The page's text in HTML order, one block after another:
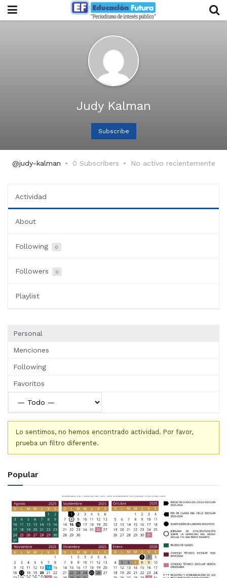
Judy Kalman
Subscribe
@judy-kalman 0 Subscribers No activo recientemente
Actividad
About
Following 0
Followers 0
Playlist
Personal
Menciones
Following
Favoritos
Lo sentimos, no hemos encontrado actividad. Por favor,
prueba un filtro diferente.
Popular